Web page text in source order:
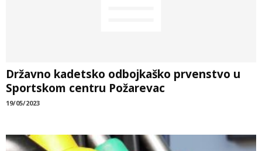
Državno kadetsko odbojkaško prvenstvo u
Sportskom centru Požarevac
19/05/2023